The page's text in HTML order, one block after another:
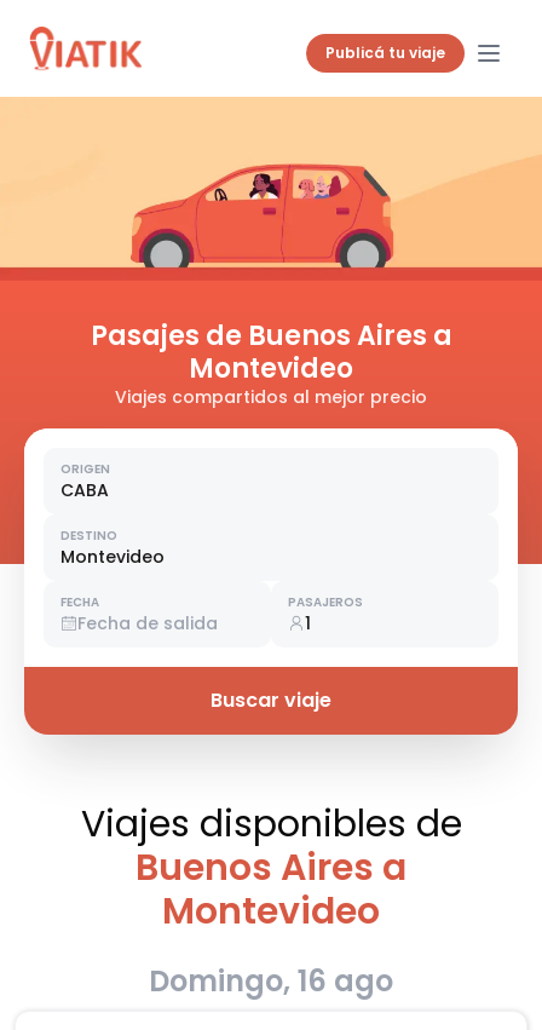
Publicá tu viaje
Pasajes de Buenos Aires a
Montevideo
Viajes compartidos al mejor precio
ORIGEN
CABA
DESTINO
Montevideo
FECHA
Fecha de salida
PASAJEROS
1
Buscar viaje
Viajes disponibles de
Buenos Aires a
Montevideo
Domingo, 16 ago